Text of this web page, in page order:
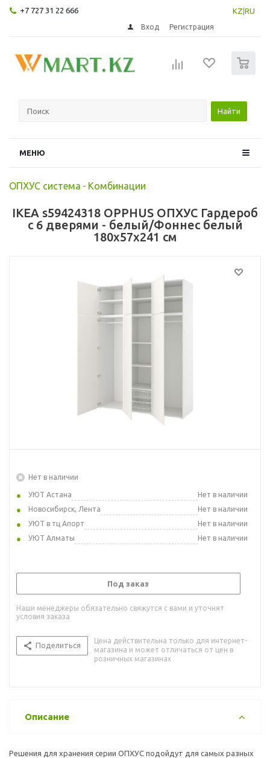
+7 727 31 22 666 KZ RU
Вход Регистрация
Найти
МЕНЮ
ОПХУС система - Комбинации
IKEA s59424318 OPPHUS ОПХУС Гардероб
с 6 дверями - белый/Фоннес белый
180x57x241 см
Нет в наличии
УЮТ Астана
Нет в наличии
Новосибирск, Лента
Нет в наличии
УЮТ в тц Апорт
Нет в наличии
УЮТ Алматы
Нет в наличии
Под заказ
Наши менеджеры обязательно свяжутся с вами и уточнят
условия заказа
Поделиться
Цена действительна только для интернет-
магазина и может отличаться от цен в
розничных магазинах
Описание
Решения для хранения серии ОПХУС подойдут для самых разных